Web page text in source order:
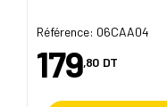
Référence: 06CAA04
179,80 DT